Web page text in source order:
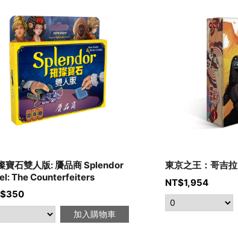
寶石雙人版: 贗品商 Splendor
The Counterfeiters
350
加入購物車
東京之王：哥吉拉
NT$1,954